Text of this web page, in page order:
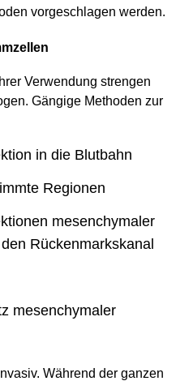
vorgeschlagen werden.
Verwendung strengen
Gängige Methoden zur
in die Blutbahn
Regionen
mesenchymaler
Rückenmarkskanal
mesenchymaler
Während der ganzen